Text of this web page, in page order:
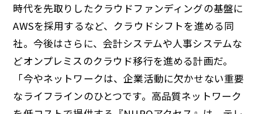
時代を先取りしたクラウドファンディングの基盤に
AWSを採用するなど、クラウドシフトを進める同
社。今後はさらに、会計システムや人事システムな
どオンプレミスのクラウド移行を進める計画だ。
「今やネットワークは、企業活動に欠かせない重要
なライフラインのひとつです。高品質ネットワーク